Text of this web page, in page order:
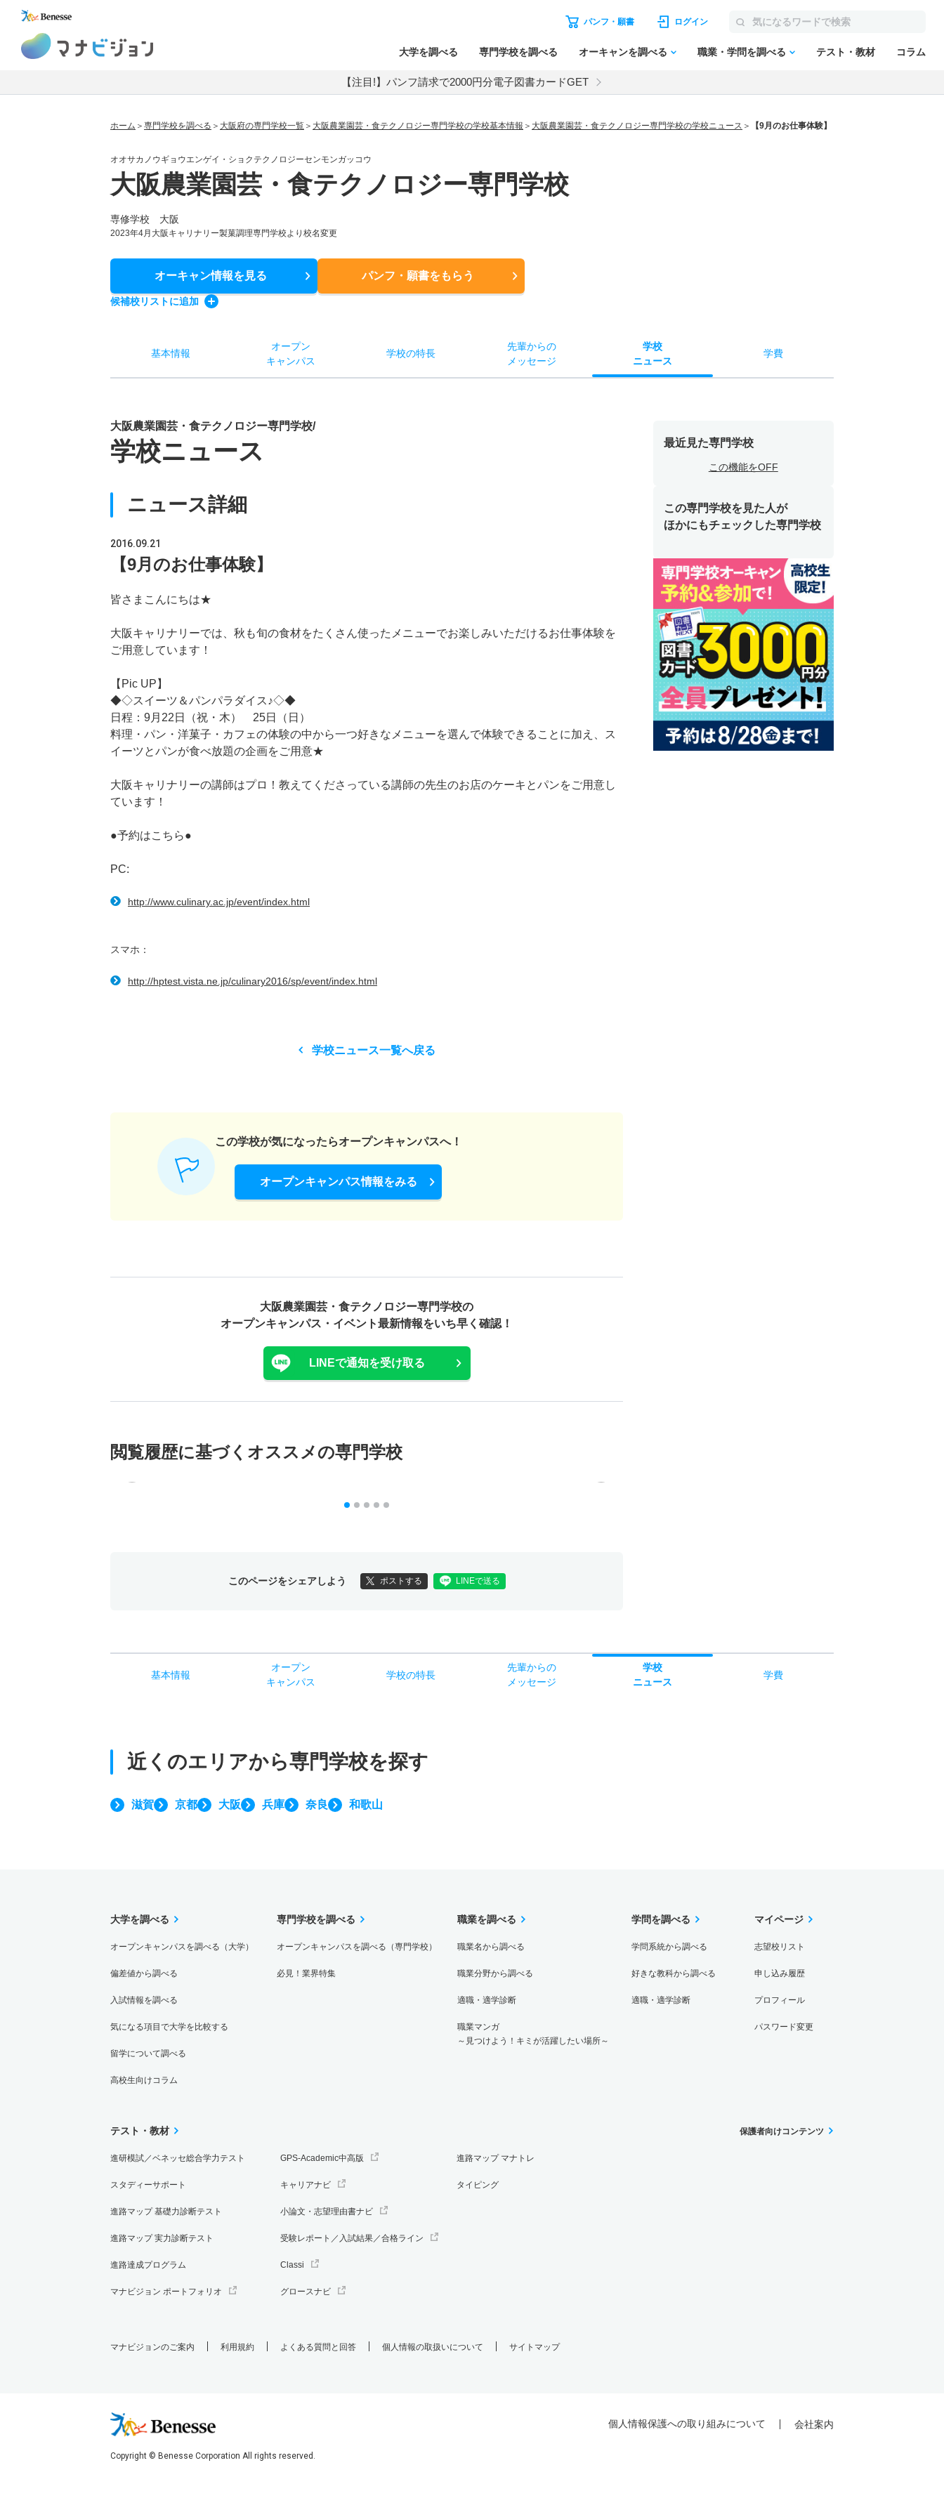
パンフ・願書 ログイン
大学を調べる 専門学校を調べる オーキャンを調べる 職業・学問を調べる テスト・教材 コラム
【注目!】パンフ請求で2000円分電子図書カードGET
ホーム 専門学校を調べる 大阪府の専門学校一覧 大阪農業園芸・食テクノロジー専門学校の学校基本情報 大阪農業園芸・食テクノロジー専門学校の学校ニュース 【9月のお仕事体験】
オオサカノウギョウエンゲイ・ショクテクノロジーセンモンガッコウ
大阪農業園芸・食テクノロジー専門学校
専修学校 大阪
2023年4月大阪キャリナリー製菓調理専門学校より校名変更
オーキャン情報を見る パンフ・願書をもらう
候補校リストに追加
基本情報
オープン
キャンパス
学校の特長
先輩からの
メッセージ
学校
ニュース
学費
大阪農業園芸・食テクノロジー専門学校/
学校ニュース
ニュース詳細
2016.09.21
【9月のお仕事体験】
皆さまこんにちは★
大阪キャリナリーでは、秋も旬の食材をたくさん使ったメニューでお楽しみいただけるお仕事体験を
ご用意しています！
【Pic UP】
◆◇スイーツ＆パンパラダイス♪◇◆
日程：9月22日（祝・木） 25日（日）
料理・パン・洋菓子・カフェの体験の中から一つ好きなメニューを選んで体験できることに加え、ス
イーツとパンが食べ放題の企画をご用意★
大阪キャリナリーの講師はプロ！教えてくださっている講師の先生のお店のケーキとパンをご用意し
ています！
●予約はこちら●
PC:
http://www.culinary.ac.jp/event/index.html
スマホ：
http://hptest.vista.ne.jp/culinary2016/sp/event/index.html
学校ニュース一覧へ戻る
この学校が気になったらオープンキャンパスへ！
オープンキャンパス情報をみる
大阪農業園芸・食テクノロジー専門学校の
オープンキャンパス・ イベント最新情報をいち早く確認！
LINEで通知を受け取る
閲覧履歴に基づく オススメの専門学校
このページをシェアしよう ポストする LINEで送る
最近見た専門学校
この機能をOFF
この専門学校を見た人が
ほかにもチェックした専門学校
基本情報
オープン
キャンパス
学校の特長
先輩からの
メッセージ
学校
ニュース
学費
近くのエリアから専門学校を探す
滋賀 京都 大阪 兵庫 奈良 和歌山
大学を調べる
オープンキャンパスを調べる（大学）
偏差値から調べる
入試情報を調べる
気になる項目で大学を比較する
留学について調べる
高校生向けコラム
専門学校を調べる
オープンキャンパスを調べる（専門学校）
必見！業界特集
職業を調べる
職業名から調べる
職業分野から調べる
適職・適学診断
職業マンガ
～見つけよう！キミが活躍したい場所～
学問を調べる
学問系統から調べる
好きな教科から調べる
適職・適学診断
マイページ
志望校リスト
申し込み履歴
プロフィール
パスワード変更
テスト・教材
進研模試／ベネッセ総合学力テスト
スタディーサポート
進路マップ 基礎力診断テスト
進路マップ 実力診断テスト
進路達成プログラム
マナビジョン ポートフォリオ
GPS-Academic中高版
キャリアナビ
小論文・志望理由書ナビ
受験レポート／入試結果／合格ライン
Classi
グロースナビ
進路マップ マナトレ
タイピング
保護者向けコンテンツ
マナビジョンのご案内 利用規約 よくある質問と回答 個人情報の取扱いについて サイトマップ
個人情報保護への取り組みについて 会社案内
Copyright © Benesse Corporation All rights reserved.